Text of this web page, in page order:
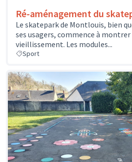
Ré-aménagement du
Le skatepark de Montlouis, bien
ses usagers, commence à montrer
vieillissement. Les modules...
Sport